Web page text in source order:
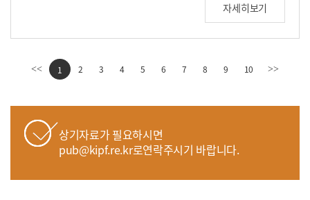
자세히보기
<< 1 2 3 4 5 6 7 8 9 10 >>
상기자료가 필요하시면
pub@kipf.re.kr로연락주시기 바랍니다.